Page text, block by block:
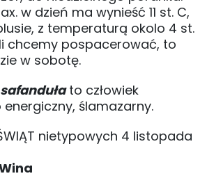
w dzień ma wynieść 11 st. C,
z temperaturą okolo 4 st.
chcemy pospacerować, to
w sobotę.
safandułato człowiek
energiczny, ślamazarny.
ŚWIĄT nietypowych 4 listopada